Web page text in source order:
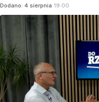
Dodano: 4 sierpnia 19:00